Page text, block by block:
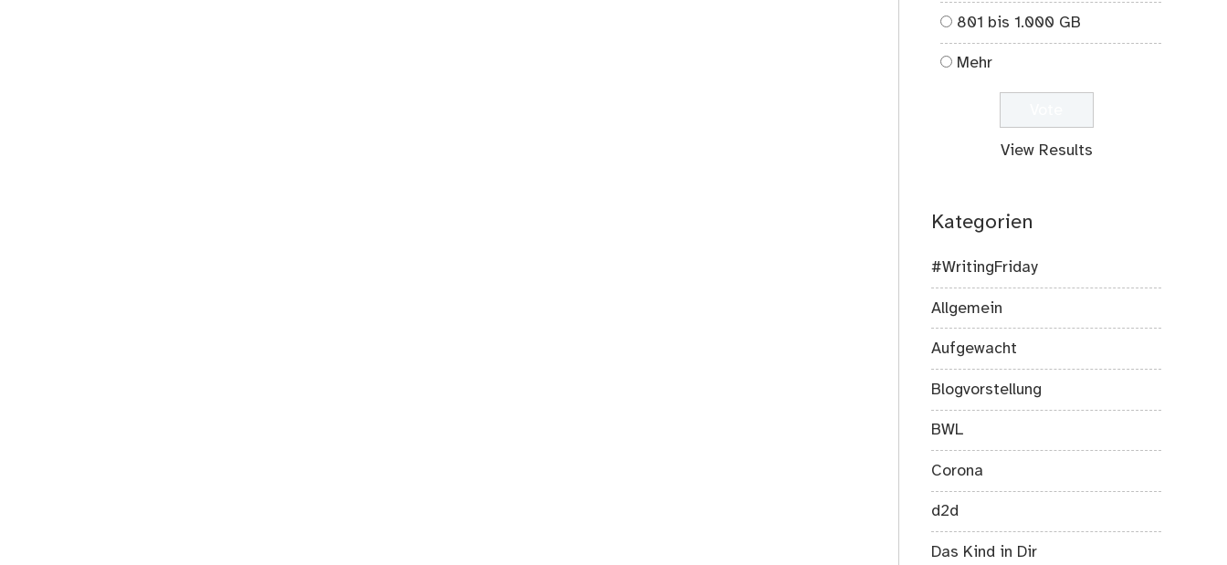
801 bis 1.000 GB
Mehr
View Results
Kategorien
#WritingFriday
Allgemein
Aufgewacht
Blogvorstellung
BWL
Corona
d2d
Das Kind in Dir